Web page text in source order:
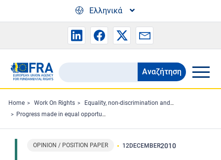
Ελληνικά
Search
the
FRA
website
Αναζήτηση
Home Work On Rights
Equality, non-discrimination and racism
Progress made in equal opportunities and non-discrimination in the European Union
OPINION / POSITION PAPER 12DECEMBER2010